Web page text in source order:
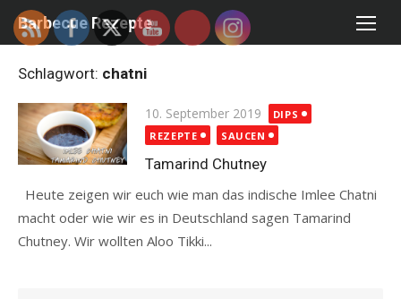
Skip
Barbecue Rezepte
Schlagwort: chatni
Posted
on
10. September 2019
DIPS
REZEPTE
SAUCEN
Tamarind Chutney
Heute zeigen wir euch wie man das indische Imlee Chatni
macht oder wie wir es in Deutschland sagen Tamarind
Chutney. Wir wollten Aloo Tikki...